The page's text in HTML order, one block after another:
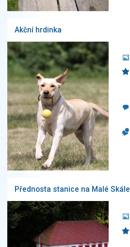
Akční hrdinka
Přednosta stanice na Malé Skále